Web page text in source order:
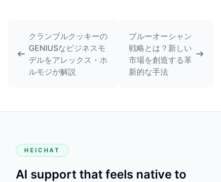
クランブルクッキーの
GENIUSなビジネスモ
デルをアレックス・ホ
ルモジが解説
ブルーオーシャン
戦略とは？新しい
市場を創造する革
新的な手法
HEICHAT
AI support that feels native to